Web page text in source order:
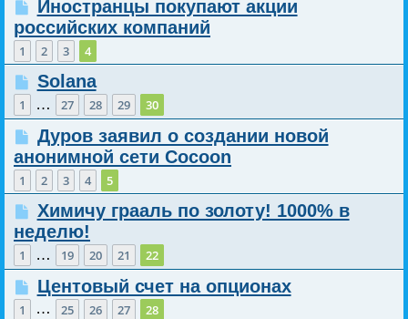
Иностранцы покупают акции
российских компаний
1 2 3 4
Solana
1 … 27 28 29 30
Дуров заявил о создании новой
анонимной сети Cocoon
1 2 3 4 5
Химичу грааль по золоту! 1000% в
неделю!
1 … 19 20 21 22
Центовый счет на опционах
1 … 25 26 27 28